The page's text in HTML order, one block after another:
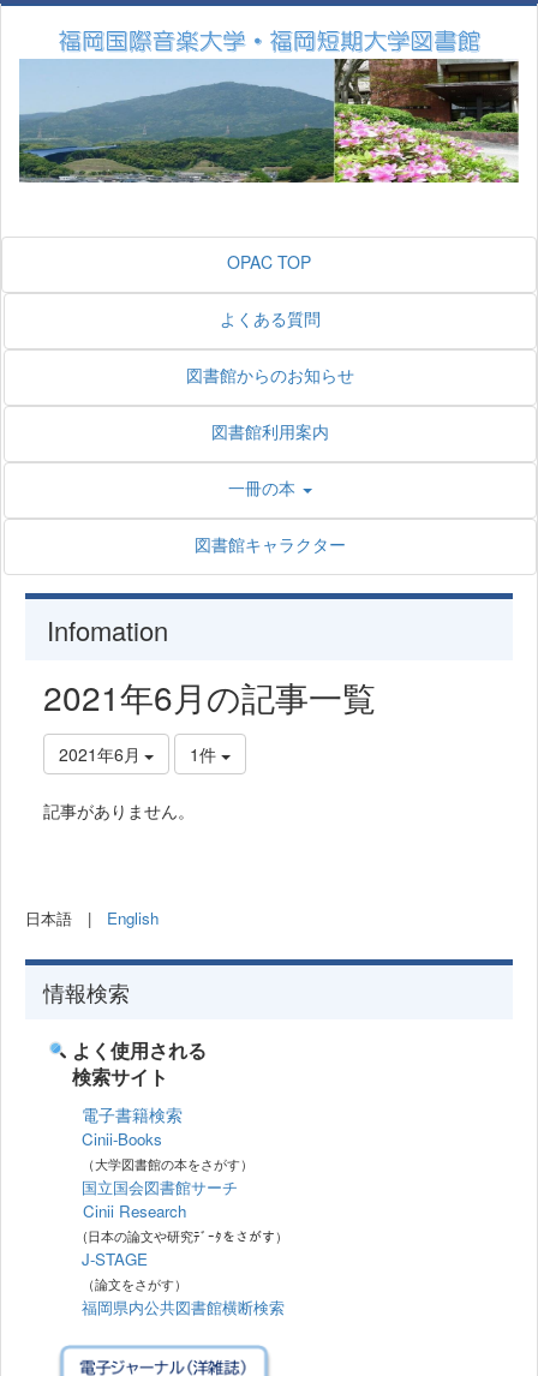
OPAC TOP
よくある質問
図書館からのお知らせ
図書館利用案内
一冊の本
図書館キャラクター
Infomation
2021年6月の記事一覧
2021年6月 1件
記事がありません。
日本語 | English
情報検索
よく使用される
検索サイト
電子書籍検索
Cinii-Books
（大学図書館の本をさがす）
国立国会図書館サーチ
Cinii Research
(日本の論文や研究ﾃﾞｰﾀをさがす）
J-STAGE
（論文をさがす）
福岡県内公共図書館横断検索